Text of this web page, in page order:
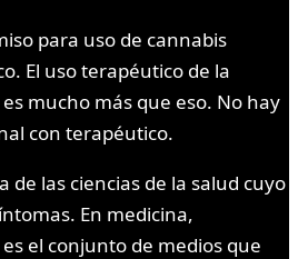
para uso de cannabis
El uso terapéutico de la
mucho más que eso. No hay
con terapéutico.
de las ciencias de la salud cuyo
En medicina,
el conjunto de medios que